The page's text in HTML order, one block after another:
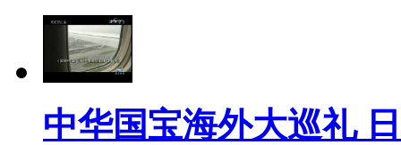
中华国宝海外大巡礼